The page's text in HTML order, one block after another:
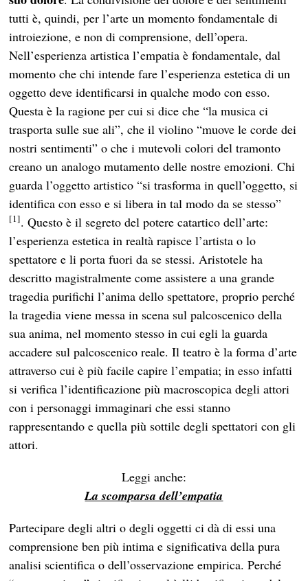
tutti è, quindi, per l’arte un momento fondamentale di
introiezione, e non di comprensione, dell’opera.
Nell’esperienza artistica l’empatia è fondamentale, dal
momento che chi intende fare l’esperienza estetica di un
oggetto deve identificarsi in qualche modo con esso.
Questa è la ragione per cui si dice che “la musica ci
trasporta sulle sue ali”, che il violino “muove le corde dei
nostri sentimenti” o che i mutevoli colori del tramonto
creano un analogo mutamento delle nostre emozioni. Chi
guarda l’oggetto artistico “si trasforma in quell’oggetto, si
identifica con esso e si libera in tal modo da se stesso”
[1]. Questo è il segreto del potere catartico dell’arte:
l’esperienza estetica in realtà rapisce l’artista o lo
spettatore e li porta fuori da se stessi. Aristotele ha
descritto magistralmente come assistere a una grande
tragedia purifichi l’anima dello spettatore, proprio perché
la tragedia viene messa in scena sul palcoscenico della
sua anima, nel momento stesso in cui egli la guarda
accadere sul palcoscenico reale. Il teatro è la forma d’arte
attraverso cui è più facile capire l’empatia; in esso infatti
si verifica l’identificazione più macroscopica degli attori
con i personaggi immaginari che essi stanno
rappresentando e quella più sottile degli spettatori con gli
attori.
Leggi anche:
La scomparsa dell’empatia
Partecipare degli altri o degli oggetti ci dà di essi una
comprensione ben più intima e significativa della pura
analisi scientifica o dell’osservazione empirica. Perché